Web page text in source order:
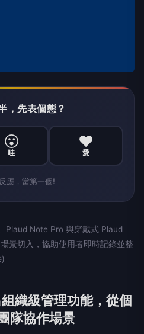
，先表個態？
😮
哇
❤️
愛
應，當第一個!
Plaud Note Pro 與穿戴式 Plaud
景切入，協助使用者即時記錄並整
)
織級管理功能，從個
隊協作場景